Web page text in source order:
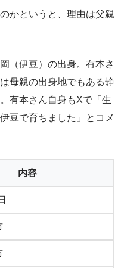
かというと、理由は父親
（伊豆）の出身。有本さ
母親の出身地でもある静
有本さん自身もXで「生
豆で育ちました」とコメ
内容